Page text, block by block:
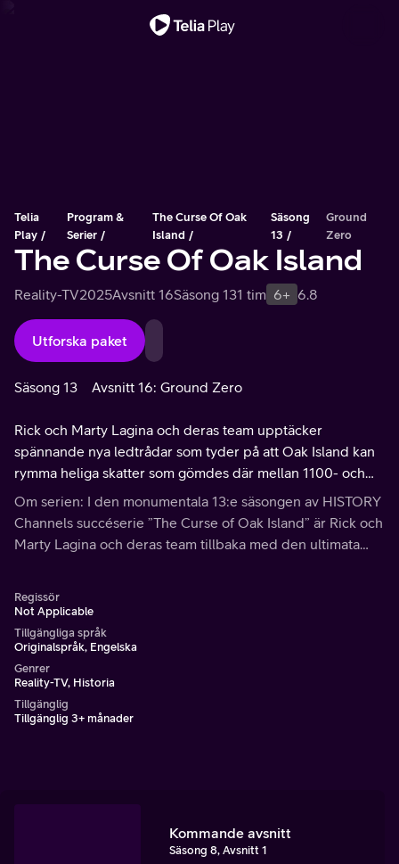
Telia
Play
Program &
Serier
The Curse Of Oak
Island
Säsong
13
Ground
Zero
The Curse Of Oak Island
Reality-TV2025Avsnitt 16Säsong 131 tim 6+ 6.8
Utforska paket
Säsong 13 Avsnitt 16: Ground Zero
Rick och Marty Lagina och deras team upptäcker
spännande nya ledtrådar som tyder på att Oak Island kan
rymma heliga skatter som gömdes där mellan 1100- och
1700-talet av medlemmar i Tempelherreorden och deras
ättlingar.
Om serien: I den monumentala 13:e säsongen av HISTORY
Channels succéserie ”The Curse of Oak Island” är Rick och
Marty Lagina och deras team tillbaka med den ultimata
Regissör
Not Applicable
Tillgängliga språk
Originalspråk, Engelska
Genrer
Reality-TV, Historia
Tillgänglig
Tillgänglig 3+ månader
Kommande avsnitt
Säsong 8, Avsnitt 1